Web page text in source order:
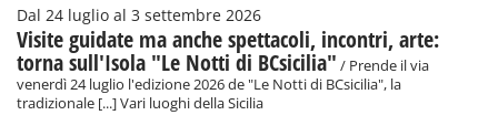
Dal 24 luglio al 3 settembre 2026
Visite guidate ma anche spettacoli, incontri, arte:
torna sull'Isola "Le Notti di BCsicilia" / Prende il via
venerdì 24 luglio l'edizione 2026 de "Le Notti di BCsicilia", la
tradizionale [...] Vari luoghi della Sicilia